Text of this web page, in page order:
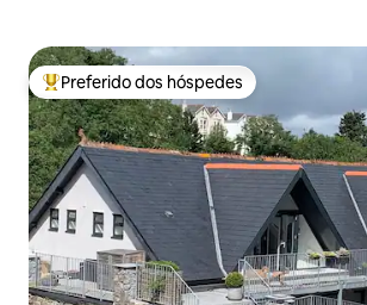
Entre os melhores preferidos dos hóspedes
Preferido dos hóspedes